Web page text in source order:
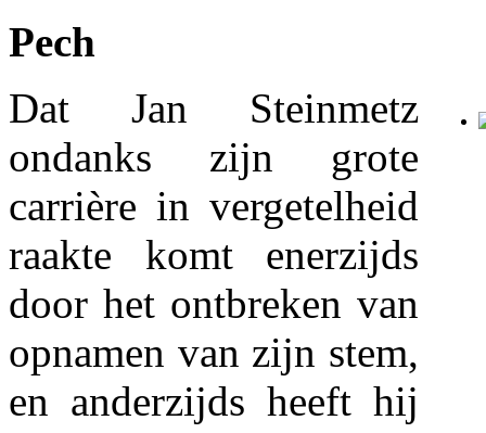
Pech
Dat Jan Steinmetz
ondanks zijn grote
carrière in vergetelheid
raakte komt enerzijds
door het ontbreken van
opnamen van zijn stem,
en anderzijds heeft hij